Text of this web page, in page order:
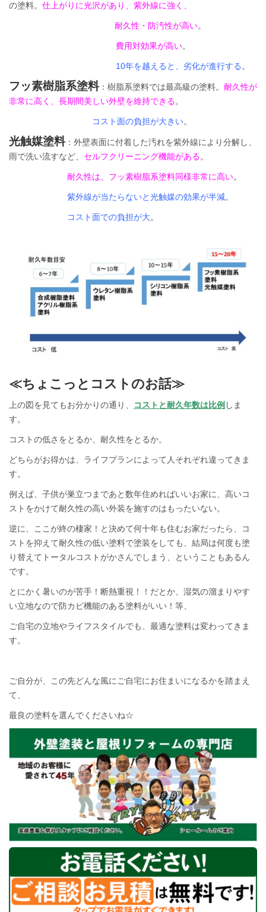
の塗料。 仕上がりに光沢があり、紫外線に強く、
耐久性・防汚性が高い。
費用対効果が高い。
10年を越えると、劣化が進行する。
フッ素樹脂系塗料：樹脂系塗料では最高級の塗料。 耐久性が
非常に高く、長期間美しい外壁を維持できる。
コスト面の負担が大きい。
光触媒塗料：外壁表面に付着した汚れを紫外線により分解し、
雨で洗い流すなど、 セルフクリーニング機能がある。
耐久性は、フッ素樹脂系塗料同様非常に高い。
紫外線が当たらないと光触媒の効果が半減。
コスト面での負担が大。
≪ちょこっとコストのお話≫
上の図を見てもお分かりの通り、 コストと耐久年数は比例 しま
す。
コストの低さをとるか、耐久性をとるか。
どちらがお得かは、ライフプランによって人それぞれ違ってきま
す。
例えば、子供が巣立つまであと数年住めればいいお家に、高いコ
ストをかけて耐久性の高い外装を施すのはもったいない。
逆に、ここが終の棲家！と決めて何十年も住むお家だったら、コ
ストを抑えて耐久性の低い塗料で塗装をしても、結局は何度も塗
り替えてトータルコストがかさんでしまう、ということもあるん
です。
とにかく暑いのが苦手！断熱重視！！だとか、湿気の溜まりやす
い立地なので防カビ機能のある塗料がいい！等、
ご自宅の立地やライフスタイルでも、最適な塗料は変わってきま
す。
ご自分が、この先どんな風にご自宅にお住まいになるかを踏まえ
て、
最良の塗料を選んでくださいね☆